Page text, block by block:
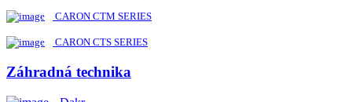
CARON CTM SERIES
CARON CTS SERIES
Záhradná technika